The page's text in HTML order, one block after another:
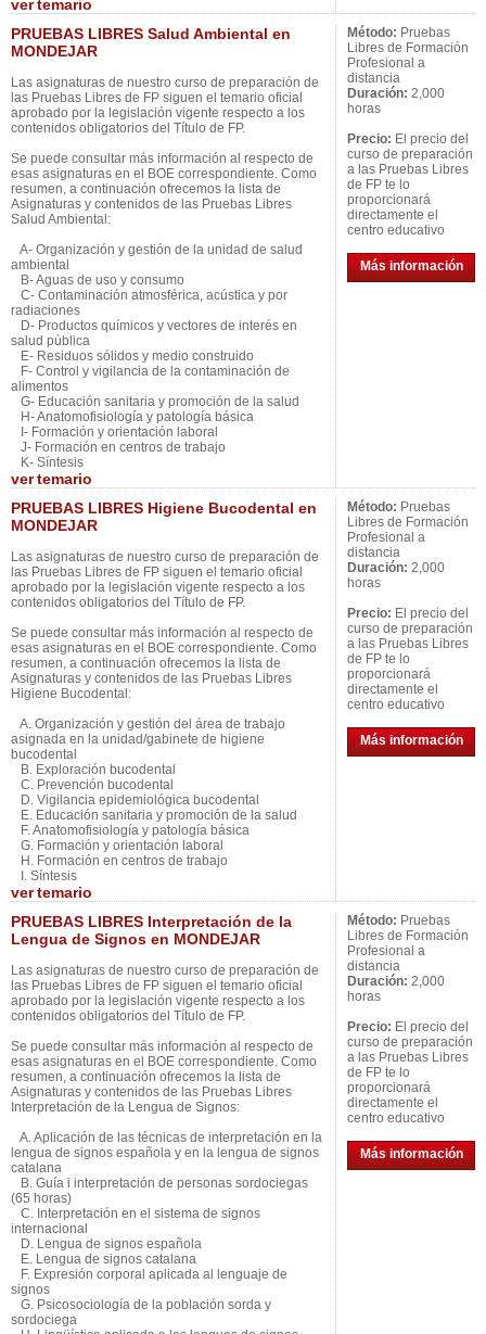
vertemario
PRUEBAS LIBRES Salud Ambiental en
MONDEJAR
Las asignaturas de nuestro curso de preparación de
las Pruebas Libres de FP siguen el temario oficial
aprobado por la legislación vigente respecto a los
contenidos obligatorios del Título de FP.
Se puede consultar más información al respecto de
esas asignaturas en el BOE correspondiente. Como
resumen, a continuación ofrecemos la lista de
Asignaturas y contenidos de las Pruebas Libres
Salud Ambiental:
A- Organización y gestión de la unidad de salud
ambiental
B- Aguas de uso y consumo
C- Contaminación atmosférica, acústica y por
radiaciones
D- Productos químicos y vectores de interés en
salud pública
E- Residuos sólidos y medio construido
F- Control y vigilancia de la contaminación de
alimentos
G- Educación sanitaria y promoción de la salud
H- Anatomofisiología y patología básica
I- Formación y orientación laboral
J- Formación en centros de trabajo
K- Síntesis
vertemario
Método: Pruebas
Libres de Formación
Profesional a
distancia
Duración: 2,000
horas
Precio: El precio del
curso de preparación
a las Pruebas Libres
de FP te lo
proporcionará
directamente el
centro educativo
Más información
PRUEBAS LIBRES Higiene Bucodental en
MONDEJAR
Las asignaturas de nuestro curso de preparación de
las Pruebas Libres de FP siguen el temario oficial
aprobado por la legislación vigente respecto a los
contenidos obligatorios del Título de FP.
Se puede consultar más información al respecto de
esas asignaturas en el BOE correspondiente. Como
resumen, a continuación ofrecemos la lista de
Asignaturas y contenidos de las Pruebas Libres
Higiene Bucodental:
A. Organización y gestión del área de trabajo
asignada en la unidad/gabinete de higiene
bucodental
B. Exploración bucodental
C. Prevención bucodental
D. Vigilancia epidemiológica bucodental
E. Educación sanitaria y promoción de la salud
F. Anatomofisiología y patología básica
G. Formación y orientación laboral
H. Formación en centros de trabajo
I. Síntesis
vertemario
Método: Pruebas
Libres de Formación
Profesional a
distancia
Duración: 2,000
horas
Precio: El precio del
curso de preparación
a las Pruebas Libres
de FP te lo
proporcionará
directamente el
centro educativo
Más información
PRUEBAS LIBRES Interpretación de la
Lengua de Signos en MONDEJAR
Las asignaturas de nuestro curso de preparación de
las Pruebas Libres de FP siguen el temario oficial
aprobado por la legislación vigente respecto a los
contenidos obligatorios del Título de FP.
Se puede consultar más información al respecto de
esas asignaturas en el BOE correspondiente. Como
resumen, a continuación ofrecemos la lista de
Asignaturas y contenidos de las Pruebas Libres
Interpretación de la Lengua de Signos:
A. Aplicación de las técnicas de interpretación en la
lengua de signos española y en la lengua de signos
catalana
B. Guía i interpretación de personas sordociegas
(65 horas)
C. Interpretación en el sistema de signos
internacional
D. Lengua de signos española
E. Lengua de signos catalana
F. Expresión corporal aplicada al lenguaje de
signos
G. Psicosociología de la población sorda y
sordociega
Método: Pruebas
Libres de Formación
Profesional a
distancia
Duración: 2,000
horas
Precio: El precio del
curso de preparación
a las Pruebas Libres
de FP te lo
proporcionará
directamente el
centro educativo
Más información